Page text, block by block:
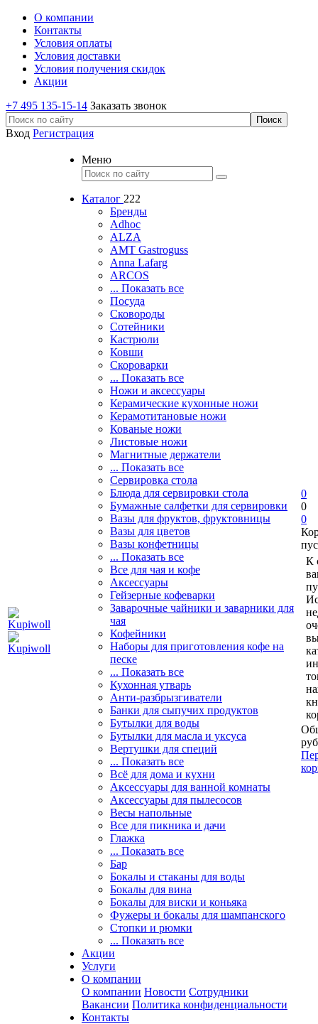
О компании
Контакты
Условия оплаты
Условия доставки
Условия получения скидок
Акции
+7 495 135-15-14 Заказать звонок
Вход Регистрация
Меню
Каталог 222
Бренды
Adhoc
ALZA
AMT Gastroguss
Anna Lafarg
ARCOS
... Показать все
Посуда
Сковороды
Сотейники
Кастрюли
Ковши
Скороварки
... Показать все
Ножи и аксессуары
Керамические кухонные ножи
Керамотитановые ножи
Кованые ножи
Листовые ножи
Магнитные держатели
... Показать все
Сервировка стола
Блюда для сервировки стола
Бумажные салфетки для сервировки
Вазы для фруктов, фруктовницы
Вазы для цветов
Вазы конфетницы
... Показать все
Все для чая и кофе
Аксессуары
Гейзерные кофеварки
Заварочные чайники и заварники для
чая
Кофейники
Наборы для приготовления кофе на
песке
... Показать все
Кухонная утварь
Анти-разбрызгиватели
Банки для сыпучих продуктов
Бутылки для воды
Бутылки для масла и уксуса
Вертушки для специй
... Показать все
Всё для дома и кухни
Аксессуары для ванной комнаты
Аксессуары для пылесосов
Весы напольные
Все для пикника и дачи
Глажка
... Показать все
Бар
Бокалы и стаканы для воды
Бокалы для вина
Бокалы для виски и коньяка
Фужеры и бокалы для шампанского
Стопки и рюмки
... Показать все
Акции
Услуги
О компании
О компании Новости Сотрудники
Вакансии Политика конфиденциальности
Контакты
0
0
0
К